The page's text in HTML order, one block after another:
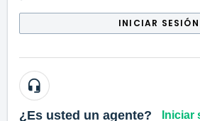
INICIAR SESIÓN
¿Es usted un agente? Iniciar